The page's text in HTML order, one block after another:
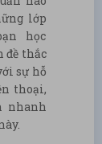
lớp
học
đề thắc
sự hỗ
thoại,
nhanh